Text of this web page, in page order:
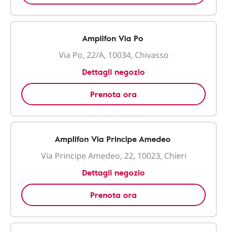
Amplifon Via Po
Via Po, 22/A, 10034, Chivasso
Dettagli negozio
Prenota ora
Amplifon Via Principe Amedeo
Via Principe Amedeo, 22, 10023, Chieri
Dettagli negozio
Prenota ora